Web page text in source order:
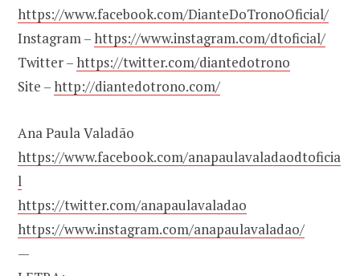
https://www.facebook.com/DianteDoTronoOficial/
Instagram –https://www.instagram.com/dtoficial/
Twitter –https://twitter.com/diantedotrono
Site –http://diantedotrono.com/
Ana Paula Valadão
https://www.facebook.com/anapaulavaladaodtoficia
l
https://twitter.com/anapaulavaladao
https://www.instagram.com/anapaulavaladao/
—